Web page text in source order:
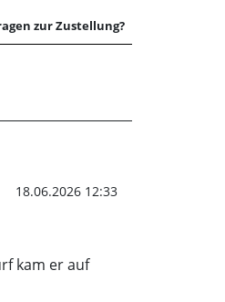
zur Zustellung?
Ergebnis
18.06.2026 12:33
kam er auf